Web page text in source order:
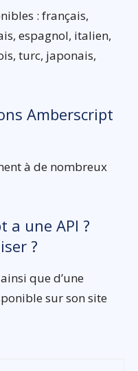
: français,
espagnol, italien,
turc, japonais,
Amberscript
à de nombreux
a une API ?
?
que d’une
sur son site